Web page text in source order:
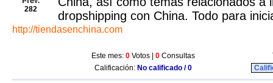
282
dropshipping con China. Todo para
http://tiendasenchina.com
Este mes: 0 Votos | 0 Consultas
Calificación: No calificado / 0